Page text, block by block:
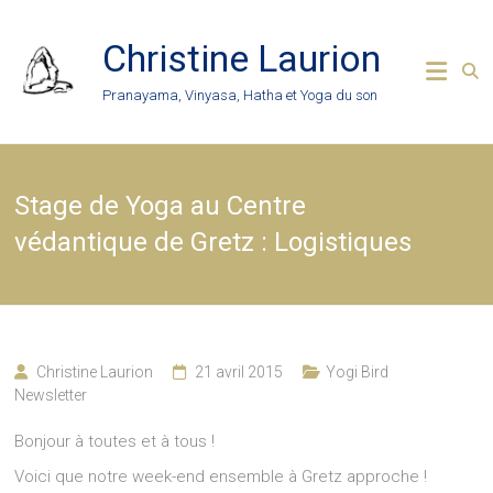
content
Christine Laurion
Pranayama, Vinyasa, Hatha et Yoga du son
Stage de Yoga au Centre
védantique de Gretz : Logistiques
Christine Laurion 21 avril 2015
Yogi Bird
Newsletter
Bonjour à toutes et à tous !
Voici que notre week-end ensemble à Gretz approche !